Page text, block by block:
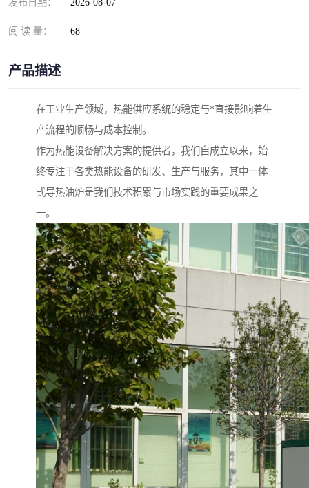
阅 读 量： 68
产品描述
在工业生产领域，热能供应系统的稳定与*直接影响着生
产流程的顺畅与成本控制。
作为热能设备解决方案的提供者，我们自成立以来，始
终专注于各类热能设备的研发、生产与服务，其中一体
式导热油炉是我们技术积累与市场实践的重要成果之
一。